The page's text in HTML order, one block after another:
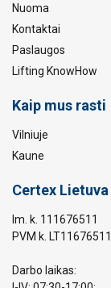
Nuoma
Kontaktai
Paslaugos
Lifting KnowHow
Kaip mus rasti
Vilniuje
Kaune
Certex Lietuva
Im. k. 111676511
PVM k.
Darbo laikas: